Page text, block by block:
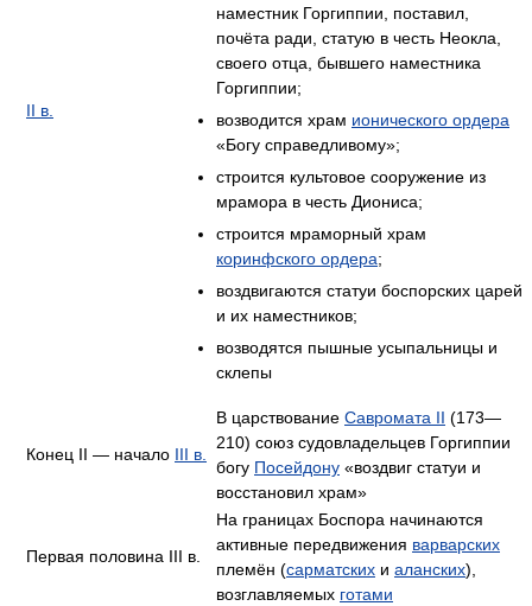
II в.
наместник Горгиппии, поставил,
почёта ради, статую в честь Неокла,
своего отца, бывшего наместника
Горгиппии;
возводится храм ионического ордера
«Богу справедливому»;
строится культовое сооружение из
мрамора в честь Диониса;
строится мраморный храм
коринфского ордера;
воздвигаются статуи боспорских царей
и их наместников;
возводятся пышные усыпальницы и
склепы
Конец II — начало III в.
В царствование Савромата II (173—
210) союз судовладельцев Горгиппии
богу Посейдону «воздвиг статуи и
восстановил храм»
Первая половина III в.
На границах Боспора начинаются
активные передвижения варварских
племён (сарматских и аланских),
возглавляемых готами